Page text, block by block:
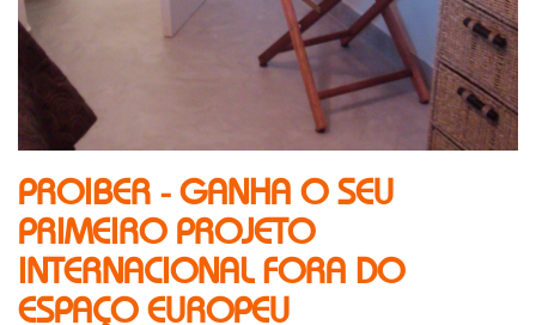
PRIMEIRO PROJETO
INTERNACIONAL FORA DO
ESPAÇO EUROPEU